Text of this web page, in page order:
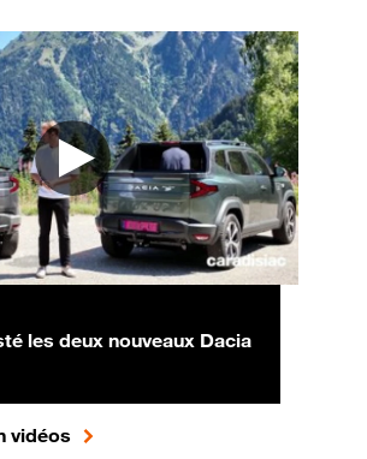
les deux nouveaux Dacia
vidéos pour accéder à toute l'actualité